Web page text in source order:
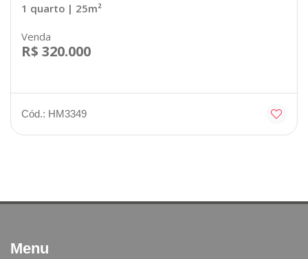
1 quarto | 25m²
Venda
R$ 320.000
Cód.: HM3349
Menu